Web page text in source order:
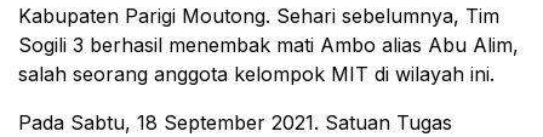
Kabupaten Parigi Moutong. Sehari sebelumnya, Tim
Sogili 3 berhasil menembak mati Ambo alias Abu Alim,
salah seorang anggota kelompok MIT di wilayah ini.
Pada Sabtu, 18 September 2021. Satuan Tugas